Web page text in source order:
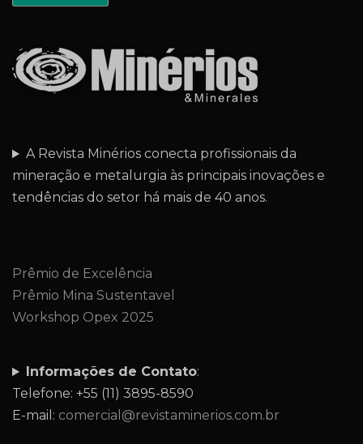
A Revista Minérios conecta profissionais da
mineração e metalurgia às principais inovações e
tendências do setor há mais de 40 anos.
Prêmio de Excelência
Prêmio Mina Sustentavel
Workshop Opex 2025
Informações de Contato:
Telefone: +55 (11) 3895-8590
E-mail: comercial@revistaminerios.com.br